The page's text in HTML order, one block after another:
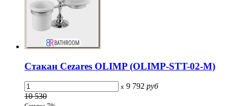
Стакан Cezares OLIMP (OLIMP-STT-02-M)
x 9 792 руб
10 530